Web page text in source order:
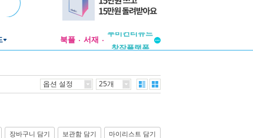
북플 서재
창작플랫폼
옵션 설정 25개
장바구니 담기 보관함 담기 마이리스트 담기